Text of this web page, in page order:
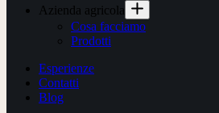
Azienda agricola
Cosa facciamo
Prodotti
Esperienze
Contatti
Blog